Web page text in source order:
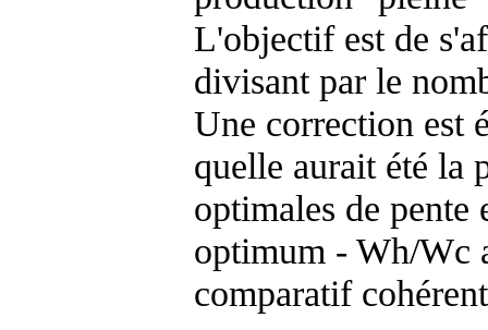
L'objectif est de
divisant par le
Une correction est
quelle aurait été la
optimales de
optimum - Wh/Wc
comparatif